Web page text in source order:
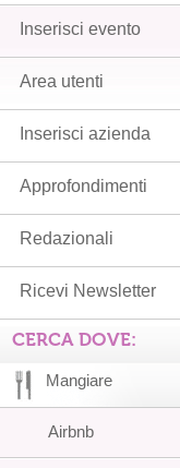
Inserisci evento
Area utenti
Inserisci azienda
Approfondimenti
Redazionali
Ricevi Newsletter
CERCA DOVE:
Mangiare
Airbnb